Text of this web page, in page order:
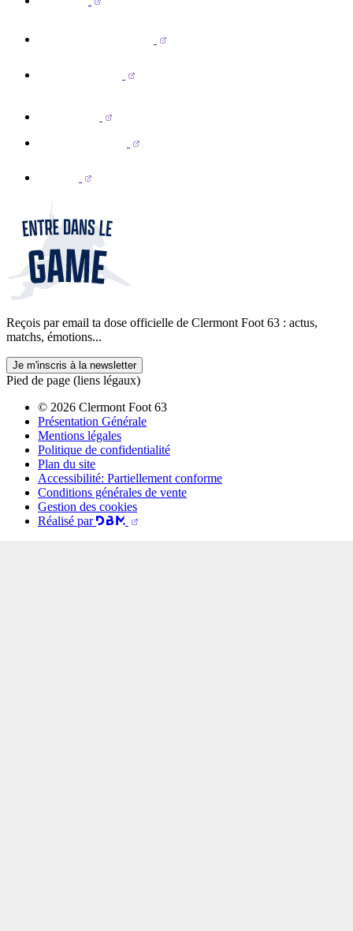
Reçois par email ta dose officielle de Clermont Foot 63 : actus,
matchs, émotions...
Je m'inscris à la newsletter
Pied de page (liens légaux)
© 2026 Clermont Foot 63
Présentation Générale
Mentions légales
Politique de confidentialité
Plan du site
Accessibilité: Partiellement conforme
Conditions générales de vente
Gestion des cookies
Réalisé par